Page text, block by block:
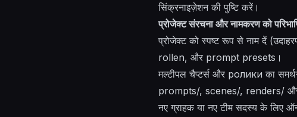
सिंक्रनाइज़ेशन की पुष्टि करें।
प्रोजेक्ट संरचना और नामकरण को
प्रोजेक्ट को स्पष्ट रूप से नाम दें
rollen, और prompt presets।
मल्टीपल चैप्टर्स और ролики का
prompts/, scenes/, renders/
नए ग्राहक या नए टीम सदस्य के लिए